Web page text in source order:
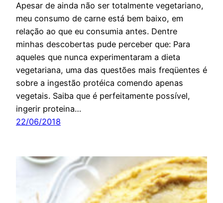
Apesar de ainda não ser totalmente vegetariano,
meu consumo de carne está bem baixo, em
relação ao que eu consumia antes. Dentre
minhas descobertas pude perceber que: Para
aqueles que nunca experimentaram a dieta
vegetariana, uma das questões mais freqüentes é
sobre a ingestão protéica comendo apenas
vegetais. Saiba que é perfeitamente possível,
ingerir proteina…
22/06/2018